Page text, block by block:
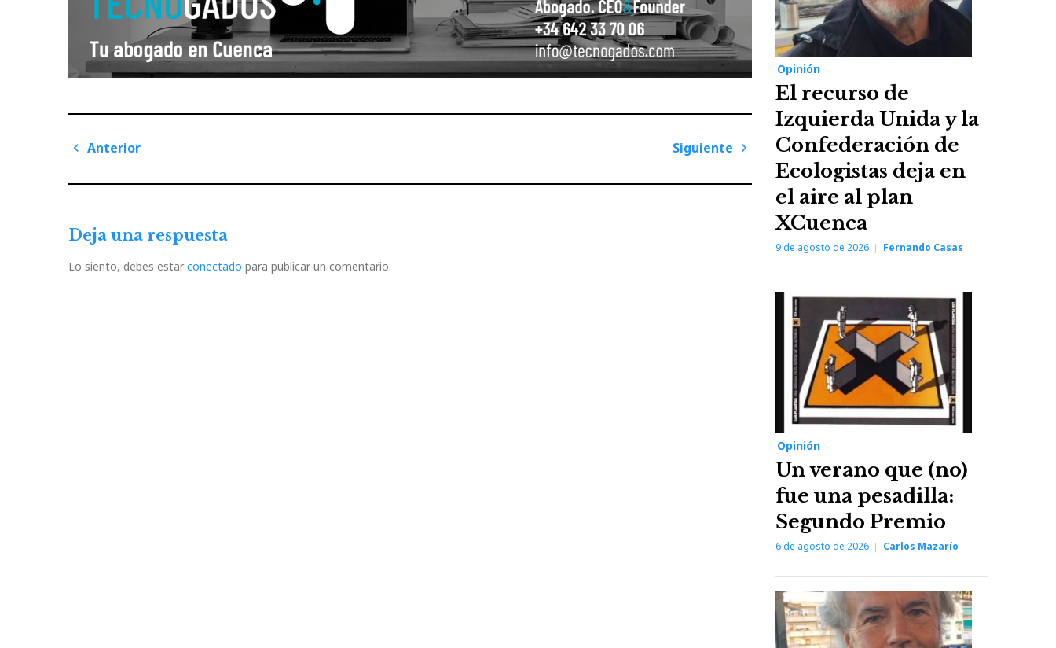
Navegación
de
Anterior
Siguiente
Deja una respuesta
Lo siento, debes estar conectado para publicar un comentario.
Opinión
El recurso de
Izquierda Unida y la
Confederación de
Ecologistas deja en
el aire al plan
XCuenca
9 de agosto de 2026 Fernando Casas
Opinión
Un verano que (no)
fue una pesadilla:
Segundo Premio
6 de agosto de 2026 Carlos Mazarío